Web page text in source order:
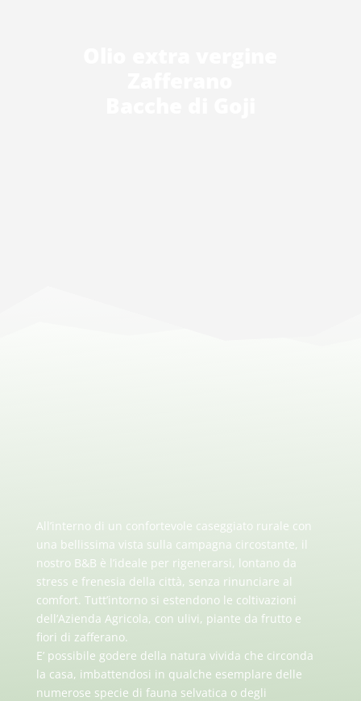
All’interno di un confortevole caseggiato rurale con
una bellissima vista sulla campagna circostante, il
nostro B&B è l’ideale per rigenerarsi, lontano da
stress e frenesia della città, senza rinunciare al
comfort. Tutt’intorno si estendono le coltivazioni
dell’Azienda Agricola, con ulivi, piante da frutto e
fiori di zafferano.
E’ possibile godere della natura vivida che circonda
la casa, imbattendosi in qualche esemplare delle
numerose specie di fauna selvatica o degli